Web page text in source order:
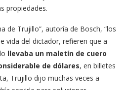
propiedades.
de Trujillo”, autoría de Bosch, “los
vida del dictador, refieren que a
llevaba un maletín de cuero
de dólares, en billetes
Trujillo dijo muchas veces a